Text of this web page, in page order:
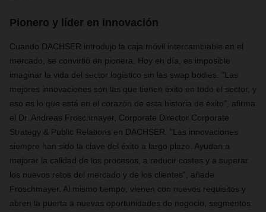
Pionero y líder en innovación
Cuando DACHSER introdujo la caja móvil intercambiable en el
mercado, se convirtió en pionera. Hoy en día, es imposible
imaginar la vida del sector logístico sin las swap bodies. "Las
mejores innovaciones son las que tienen éxito en todo el sector, y
eso es lo que está en el corazón de esta historia de éxito", afirma
el Dr. Andreas Froschmayer, Corporate Director Corporate
Strategy & Public Relations en DACHSER. "Las innovaciones
siempre han sido la clave del éxito a largo plazo. Ayudan a
mejorar la calidad de los procesos, a reducir costes y a superar
los nuevos retos del mercado y de los clientes", añade
Froschmayer. Al mismo tiempo, vienen con nuevos requisitos y
abren la puerta a nuevas oportunidades de negocio, segmentos